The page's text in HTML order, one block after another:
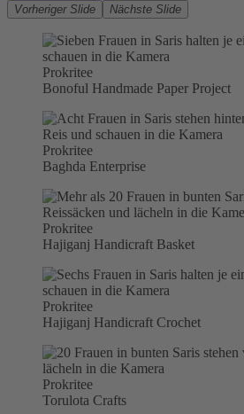
Vorheriger Slide Nächste Slide
Prokritee
Bonoful Handmade Paper Project
Prokritee
Baghda Enterprise
Prokritee
Hajiganj Handicraft Basket
Prokritee
Hajiganj Handicraft Crochet
Prokritee
Torulota Crafts